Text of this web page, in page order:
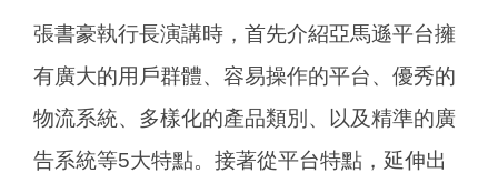
張書豪執行長演講時，首先介紹亞馬遜平台擁
有廣大的用戶群體、容易操作的平台、優秀的
物流系統、多樣化的產品類別、以及精準的廣
告系統等5大特點。接著從平台特點，延伸出